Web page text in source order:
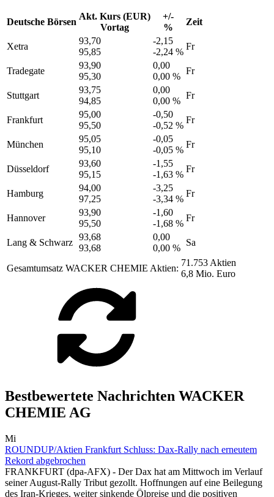
Deutsche Börsen
Akt. Kurs (EUR)
Vortag
+/-
%
Zeit
Xetra
93,70
95,85
-2,15
-2,24 %
Fr
Tradegate
93,90
95,30
0,00
0,00 %
Fr
Stuttgart
93,75
94,85
0,00
0,00 %
Fr
Frankfurt
95,00
95,50
-0,50
-0,52 %
Fr
München
95,05
95,10
-0,05
-0,05 %
Fr
Düsseldorf
93,60
95,15
-1,55
-1,63 %
Fr
Hamburg
94,00
97,25
-3,25
-3,34 %
Fr
Hannover
93,90
95,50
-1,60
-1,68 %
Fr
Lang & Schwarz
93,68
93,68
0,00
0,00 %
Sa
Gesamtumsatz WACKER CHEMIE Aktien:
71.753 Aktien
6,8 Mio. Euro
Bestbewertete Nachrichten WACKER
CHEMIE AG
Mi
ROUNDUP/Aktien Frankfurt Schluss: Dax-Rally nach erneutem
Rekord abgebrochen
FRANKFURT (dpa-AFX) - Der Dax hat am Mittwoch im Verlauf
seiner August-Rally Tribut gezollt. Hoffnungen auf eine Beilegung
des Iran-Krieges, weiter sinkende Ölpreise und die positiven